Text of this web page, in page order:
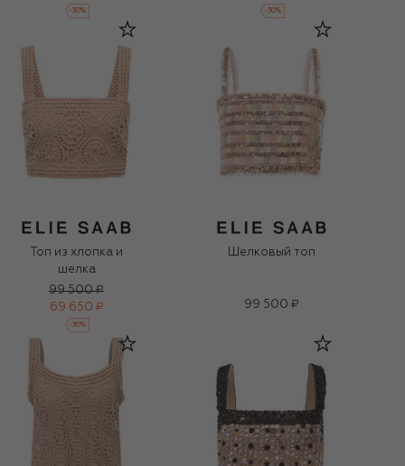
-30% -30%
Топ из хлопка и
шелка
99 500 ₽
69 650 ₽
-30%
Шелковый топ
99 500 ₽